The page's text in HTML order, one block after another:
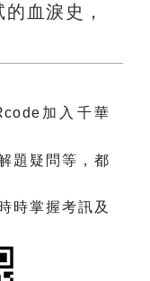
血淚史，
加入千華
題疑問等，都
時掌握考訊及